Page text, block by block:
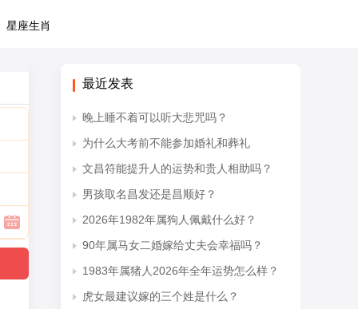
星座生肖
最近发表
晚上睡不着可以听大悲咒吗？
为什么大考前不能参加婚礼和葬礼
文昌符能提升人的运势和贵人相助吗？
男孩取名昌发还是昌顺好？
2026年1982年属狗人佩戴什么好？
90年属马女二婚嫁给丈夫会幸福吗？
1983年属猪人2026年全年运势怎么样？
虎女最建议嫁的三个姓是什么？